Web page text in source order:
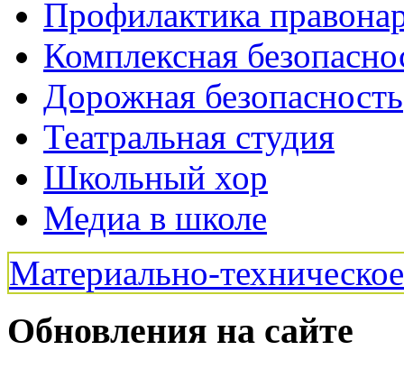
Профилактика
Комплексная
Дорожная безопасность
Театральная студия
Школьный хор
Медиа в школе
Материально-
Обновления на сайте